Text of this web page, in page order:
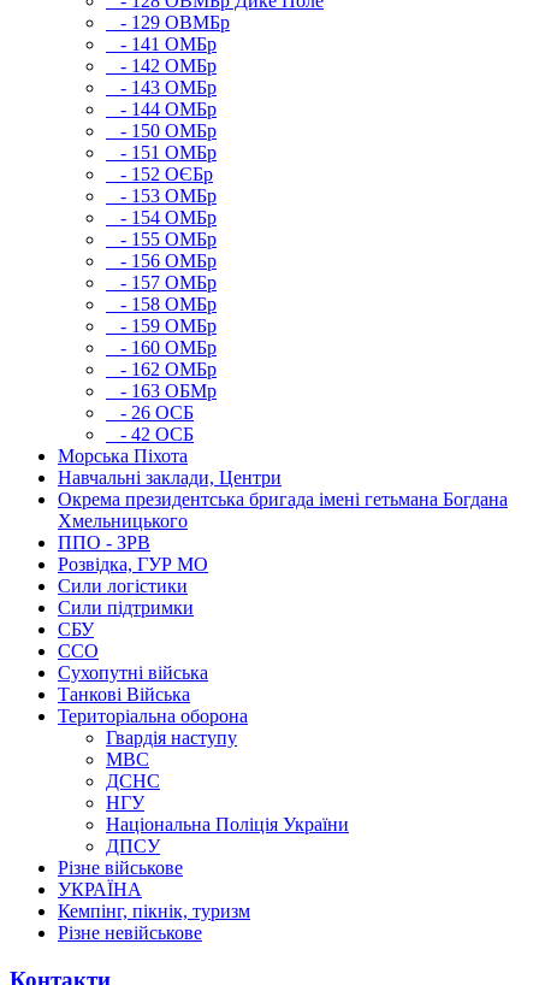
- 129 ОВМБр
- 141 ОМБр
- 142 ОМБр
- 143 ОМБр
- 144 ОМБр
- 150 ОМБр
- 151 ОМБр
- 152 ОЄБр
- 153 ОМБр
- 154 ОМБр
- 155 ОМБр
- 156 ОМБр
- 157 ОМБр
- 158 ОМБр
- 159 ОМБр
- 160 ОМБр
- 162 ОМБр
- 163 ОБМр
- 26 ОСБ
- 42 ОСБ
Морська Піхота
Навчальні заклади, Центри
Окрема президентська бригада імені гетьмана Богдана
Хмельницького
ППО - ЗРВ
Розвідка, ГУР МО
Сили логістики
Сили підтримки
СБУ
ССО
Сухопутні війська
Танкові Війська
Територіальна оборона
Гвардія наступу
МВС
ДСНС
НГУ
Національна Поліція України
ДПСУ
Різне військове
УКРАЇНА
Кемпінг, пікнік, туризм
Різне невійськове
Контакти